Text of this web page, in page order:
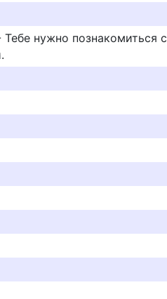
нужно познакомиться с